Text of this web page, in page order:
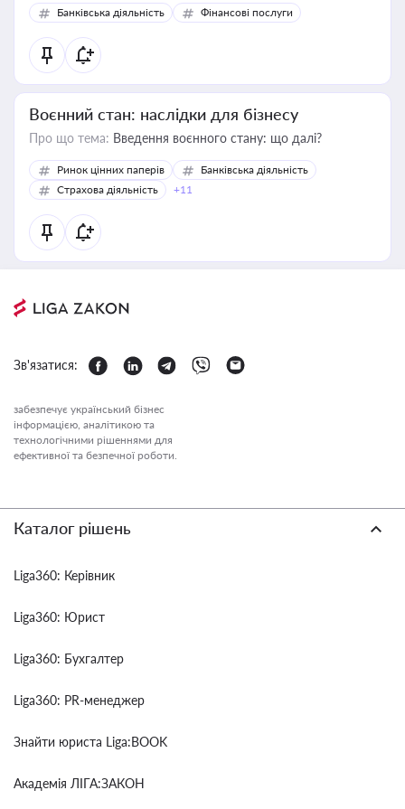
Банківська діяльність Фінансові послуги
Воєнний стан: наслідки для бізнесу
Про що тема: Введення воєнного стану: що далі?
Ринок цінних паперів
Банківська діяльність
Страхова діяльність
+11
Зв'язатися:
забезпечує український бізнес
інформацією, аналітикою та
технологічними рішеннями для
ефективної та безпечної роботи.
Каталог рішень
Liga360: Керівник
Liga360: Юрист
Liga360: Бухгалтер
Liga360: PR-менеджер
Знайти юриста Liga:BOOK
Академія ЛІГА:ЗАКОН